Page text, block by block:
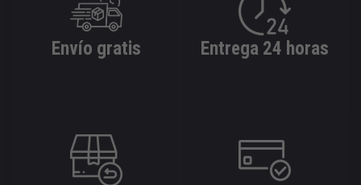
Envío gratis Entrega 24 horas